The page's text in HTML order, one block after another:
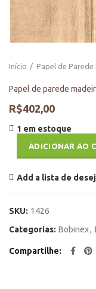
Início Papel de Parede
Papel de parede
R$402,00
1 em estoque
ADICIONAR AO
Add a lista de
SKU: 1426
Categorias: Bobinex,
Compartilhe